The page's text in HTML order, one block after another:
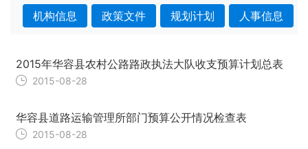
机构信息 政策文件 规划计划 人事信息
2015年华容县农村公路路政执法大队收支预算计划总表
2015-08-28
华容县道路运输管理所部门预算公开情况检查表
2015-08-28